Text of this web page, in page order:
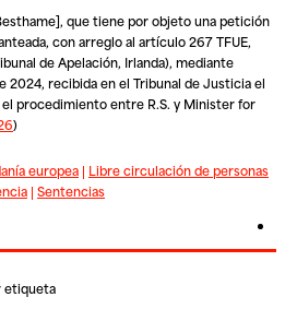
que tiene por objeto una petición
con arreglo al artículo 267 TFUE,
de Apelación, Irlanda), mediante
2024, recibida en el Tribunal de Justicia el
el procedimiento entre R.S. y Minister for
)
europea| Libre circulación de personas
| Sentencias
etiqueta